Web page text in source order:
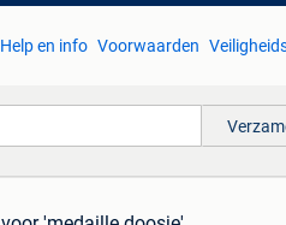
Help en info Voorwaarden